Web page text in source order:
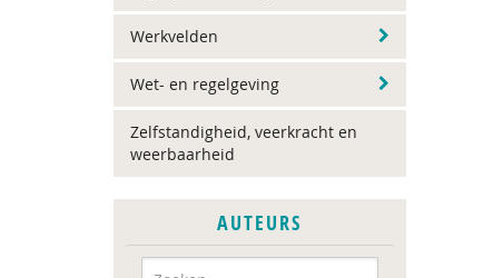
Werkvelden
Wet- en regelgeving
Zelfstandigheid, veerkracht en
weerbaarheid
AUTEURS